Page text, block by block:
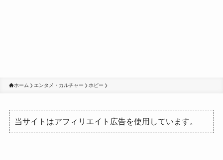
ホーム エンタメ・カルチャー ホビー
当サイトはアフィリエイト広告を使用しています。